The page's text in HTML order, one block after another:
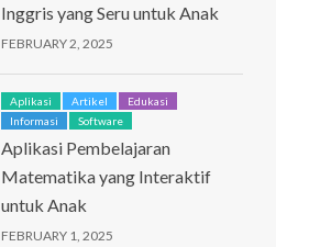
Inggris yang Seru untuk Anak
FEBRUARY 2, 2025
Aplikasi Artikel
Edukasi
Informasi
Software
Aplikasi Pembelajaran
Matematika yang Interaktif
untuk Anak
FEBRUARY 1, 2025